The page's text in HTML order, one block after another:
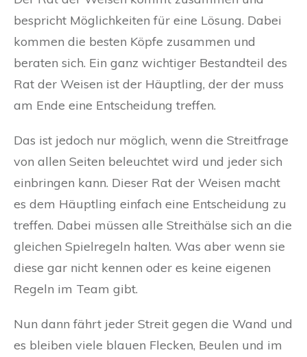
bespricht Möglichkeiten für eine Lösung. Dabei
kommen die besten Köpfe zusammen und
beraten sich. Ein ganz wichtiger Bestandteil des
Rat der Weisen ist der Häuptling, der der muss
am Ende eine Entscheidung treffen.
Das ist jedoch nur möglich, wenn die Streitfrage
von allen Seiten beleuchtet wird und jeder sich
einbringen kann. Dieser Rat der Weisen macht
es dem Häuptling einfach eine Entscheidung zu
treffen. Dabei müssen alle Streithälse sich an die
gleichen Spielregeln halten. Was aber wenn sie
diese gar nicht kennen oder es keine eigenen
Regeln im Team gibt.
Nun dann fährt jeder Streit gegen die Wand und
es bleiben viele blauen Flecken, Beulen und im